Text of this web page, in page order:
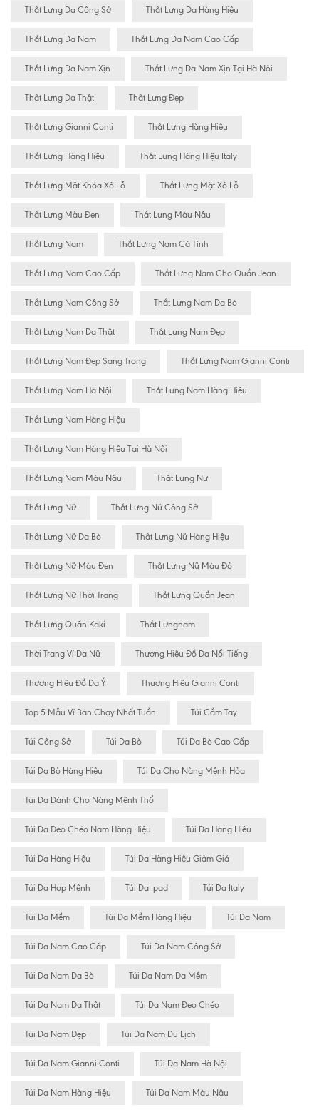
Thắt Lưng Da Công Sở Thắt Lưng Da Hàng Hiệu
Thắt Lưng Da Nam Thắt Lưng Da Nam Cao Cấp
Thắt Lưng Da Nam Xịn Thắt Lưng Da Nam Xịn Tại Hà Nội
Thắt Lưng Da Thật Thắt Lưng Đẹp
Thắt Lưng Gianni Conti Thắt Lưng Hàng Hiêu
Thắt Lưng Hàng Hiệu Thắt Lưng Hàng Hiệu Italy
Thắt Lưng Mặt Khóa Xỏ Lỗ Thắt Lưng Mặt Xỏ Lỗ
Thắt Lưng Màu Đen Thắt Lưng Màu Nâu
Thắt Lưng Nam Thắt Lưng Nam Cá Tính
Thắt Lưng Nam Cao Cấp Thắt Lưng Nam Cho Quần Jean
Thắt Lưng Nam Công Sở Thắt Lưng Nam Da Bò
Thắt Lưng Nam Da Thật Thắt Lưng Nam Đẹp
Thắt Lưng Nam Đẹp Sang Trọng Thắt Lưng Nam Gianni Conti
Thắt Lưng Nam Hà Nội Thắt Lưng Nam Hàng Hiêu
Thắt Lưng Nam Hàng Hiệu
Thắt Lưng Nam Hàng Hiệu Tại Hà Nội
Thắt Lưng Nam Màu Nâu Thăt Lưng Nư
Thắt Lưng Nữ Thắt Lưng Nữ Công Sở
Thắt Lưng Nữ Da Bò Thắt Lưng Nữ Hàng Hiệu
Thắt Lưng Nữ Màu Đen Thắt Lưng Nữ Màu Đỏ
Thắt Lưng Nữ Thời Trang Thắt Lưng Quần Jean
Thắt Lưng Quần Kaki Thắt Lưngnam
Thời Trang Ví Da Nữ Thương Hiệu Đồ Da Nổi Tiếng
Thương Hiệu Đồ Da Ý Thương Hiệu Gianni Conti
Top 5 Mẫu Ví Bán Chạy Nhất Tuần Túi Cầm Tay
Túi Công Sở Túi Da Bò Túi Da Bò Cao Cấp
Túi Da Bò Hàng Hiệu Túi Da Cho Nàng Mệnh Hỏa
Túi Da Dành Cho Nàng Mệnh Thổ
Túi Da Đeo Chéo Nam Hàng Hiệu Túi Da Hàng Hiêu
Túi Da Hàng Hiệu Túi Da Hàng Hiệu Giảm Giá
Túi Da Hợp Mệnh Túi Da Ipad Túi Da Italy
Túi Da Mềm Túi Da Mềm Hàng Hiệu Túi Da Nam
Túi Da Nam Cao Cấp Túi Da Nam Công Sở
Túi Da Nam Da Bò Túi Da Nam Da Mềm
Túi Da Nam Da Thật Túi Da Nam Đeo Chéo
Túi Da Nam Đẹp Túi Da Nam Du Lịch
Túi Da Nam Gianni Conti Túi Da Nam Hà Nội
Túi Da Nam Hàng Hiệu Túi Da Nam Màu Nâu